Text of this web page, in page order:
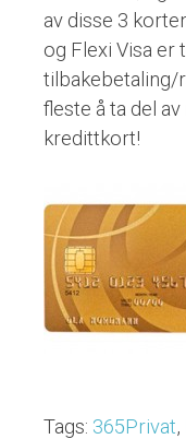
av disse 3
og Flexi Visa
tilbakebetaling/
fleste å ta del
kredittkort!
Tags: 365Privat,